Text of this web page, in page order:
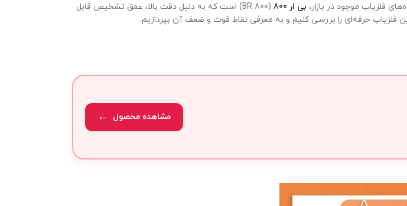
فلزیاب موجود در بازار، بی ار 800
(BR 800) است که به دلیل دقت بالا، عمق تشخیص قابل
فلزیاب حرفه‌ای را بررسی کنیم و به معرفی نقاط قوت و ضعف آن بپردازیم.
مشاهده محصول